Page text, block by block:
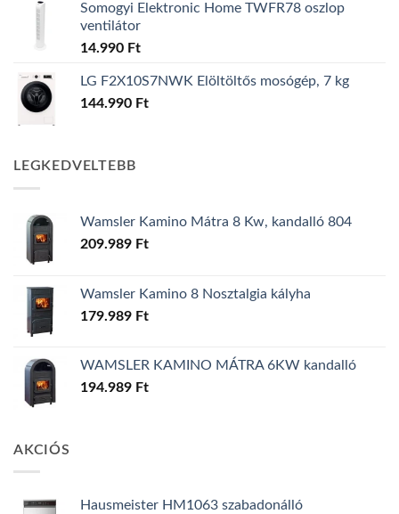
Somogyi Elektronic Home TWFR78 oszlop
ventilátor
14.990 Ft
LG F2X10S7NWK Elöltöltős mosógép, 7 kg
144.990 Ft
LEGKEDVELTEBB
Wamsler Kamino Mátra 8 Kw, kandalló 804
209.989 Ft
Wamsler Kamino 8 Nosztalgia kályha
179.989 Ft
WAMSLER KAMINO MÁTRA 6KW kandalló
194.989 Ft
AKCIÓS
Hausmeister HM1063 szabadonálló